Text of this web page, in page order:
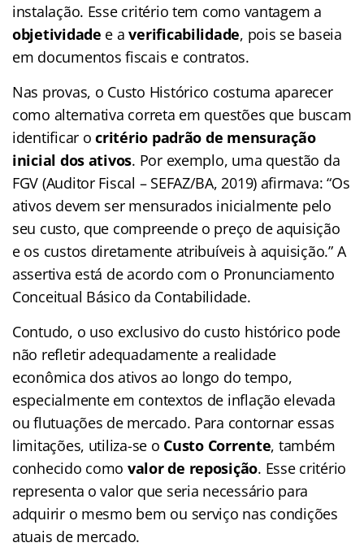
instalação. Esse critério tem como vantagem a
objetividade e averificabilidade, pois se baseia
em documentos fiscais e contratos.
Nas provas, o Custo Histórico costuma aparecer
como alternativa correta em questões que buscam
identificar ocritério padrão de mensuração
inicial dos ativos. Por exemplo, uma questão da
FGV (Auditor Fiscal – SEFAZ/BA, 2019) afirmava: “Os
ativos devem ser mensurados inicialmente pelo
seu custo, que compreende o preço de aquisição
e os custos diretamente atribuíveis à aquisição.” A
assertiva está de acordo com o Pronunciamento
Conceitual Básico da Contabilidade.
Contudo, o uso exclusivo do custo histórico pode
não refletir adequadamente a realidade
econômica dos ativos ao longo do tempo,
especialmente em contextos de inflação elevada
ou flutuações de mercado. Para contornar essas
limitações, utiliza-se o Custo Corrente, também
conhecido como valor de reposição. Esse critério
representa o valor que seria necessário para
adquirir o mesmo bem ou serviço nas condições
atuais de mercado.